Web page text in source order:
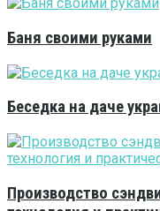
Баня своими руками
Беседка на даче
Производство